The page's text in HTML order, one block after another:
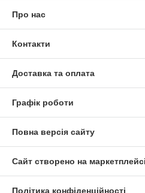
Про нас
Контакти
Доставка та оплата
Графік роботи
Повна версія сайту
Сайт створено на маркетплейсі
Політика конфіденційності